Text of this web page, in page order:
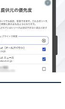
味しい